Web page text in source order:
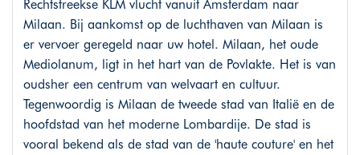
Rechtstreekse KLM vlucht vanuit Amsterdam naar
Milaan. Bij aankomst op de luchthaven van Milaan is
er vervoer geregeld naar uw hotel. Milaan, het oude
Mediolanum, ligt in het hart van de Povlakte. Het is van
oudsher een centrum van welvaart en cultuur.
Tegenwoordig is Milaan de tweede stad van Italië en de
hoofdstad van het moderne Lombardije. De stad is
vooral bekend als de stad van de 'haute couture' en het